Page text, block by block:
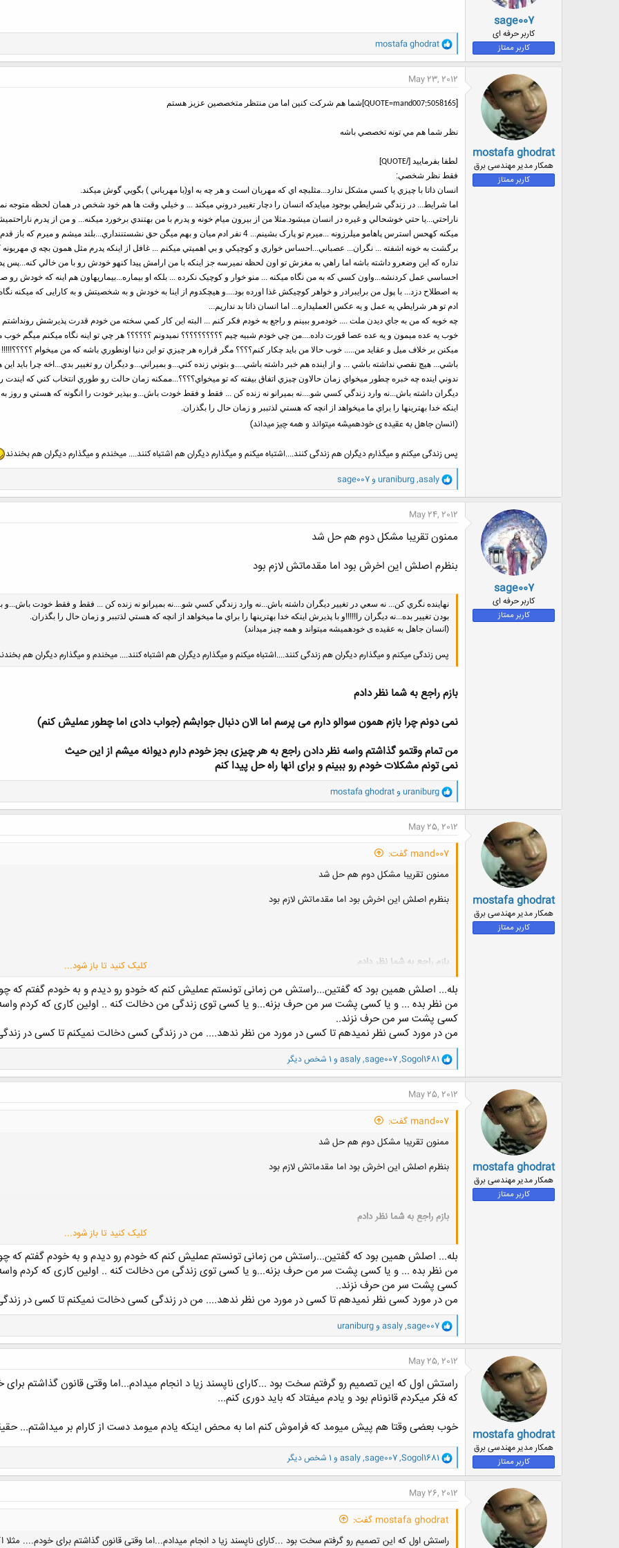
sage007
کاربر حرفه ای
کاربر ممتاز
و
ا
ک
ش
ه
ا
mostafa ghodrat
mostafa ghodrat
همکار مدیر مهندسی برق
کاربر ممتاز
May 23, 2012
[
QUOTE=mand007;5058165]شما هم شرکت کنين اما من منتظر متخصصين عزيز هستم
نظر شما هم مي تونه تخصصي باشه
لطفا بفرماييد [/QUOTE
]
فقط نظر شخصي:
انسان ذاتا با چيزي يا کسي مشکل ندارد...مثلبچه اي که مهربان است و هر چه به او(با مهرباني ) بگويي گوش ميکند.
اما شرايط... در زندگي شرايطي بوجود ميايدکه انسان را دچار تغيير دروني ميکند ... و خيلي وقت ها هم خود شخص در همان لحظه متوجه
ناراحتي...يا حتي خوشحالي و غيره در انسان ميشود.مثلا من از بيرون ميام خونه و پدرم با من بهتندي برخورد ميکنه... و من از پدرم
ميکنه کهحس استرس پاهامو ميلرزونه ...ميرم تو پارک بشينم... 4 نفر ادم ميان و بهم ميگن حق
برگشت به خونه اشفته ... نگران... عصباني...احساس خواري و کوچيکي و بي اهميتي ميکنم ... غافل از اينکه پدرم مثل همون بچه ي
نداره که اين وضعرو داشته باشه اما راهي به مغزش تو اون لحظه نميرسه جز اينکه با من ارامش پيدا کنهو خودش رو با من خالي کنه...پس
به اصطلاح دزد... با پول من برايبرادر و خواهر کوچيکش غذا اورده بود....و هیچکدوم از اینا به خودش و به شخصیتش و به کارایی که میکنه
ادم تو هر شرايطي يه عمل و يه عکس العمليداره... اما انسان ذاتا بد نداريم...
چه خوبه که من به جاي ديدن ملت .... خودمرو ببينم و راجع به خودم فکر کنم ... البته اين کار کمي سخته من خودم قدرت پذيرشش
خوب يه عده ميمون و يه عده عصا قورت داده....من چي خودم شبيه چيم ؟؟؟؟؟؟؟؟؟؟ نميدونم ؟؟؟؟؟؟ هر چي تو اينه نگاه ميکنم ميگم
ميکنن بر خلاف ميل و عقايد من..... خوب حالا من بايد چکار کنم؟؟؟؟ مگر قراره هر چيزي تو اين دنيا اونطوري باشه که من ميخوام
باشي... هيچ نقصي نداشته باشي ... و از اينده هم خبر داشته باشي....و بتوني زنده کني...و بميراني...و ديگران رو تغيير بدي...اخه چرا بايد
ندوني اينده چه خبره چطور ميخواي زمان حالاون چيزي اتفاق بيفته که تو ميخواي؟؟؟؟...ممکنه زمان حالت رو طوري انتخاب کني که
ديگران داشته باش...نه وارد زندگي کسي شو....نه بميرانو نه زنده کن ... فقط و فقط خودت باش...و بپذير خودت را انگونه که هستي و روز به
اينکه خدا بهترينها را براي ما ميخواهد از انچه که هستي لذتببر و زمان حال را بگذران.
(انسان جاهل به عقیده ی خودهمیشه میتواند و همه چیز میداند)
پس زندگی میکنم و میگذارم دیگران هم زندگی کنند....اشتباه میکنم و میگذارم دیگران هم اشتباه کنند.... میخندم و میگذارم دیگران هم بخندند
و
ا
ک
ش
ه
ا
asaly
,
uraniburg وsage007
sage007
کاربر حرفه ای
کاربر ممتاز
May 24, 2012
ممنون تقریبا مشکل دوم هم حل شد
بنظرم اصلش این اخرش بود اما مقدماتش لازم بود
نهاينده نگري کن... نه سعي در تغيير ديگران داشته باش...نه وارد زندگي کسي شو....نه بميرانو نه زنده کن ... فقط و فقط خودت باش...و
بودن تغيير بده...نه ديگران را!!!!!و با پذيرش اينکه خدا بهترينها را براي ما ميخواهد از انچه که هستي لذتببر و زمان حال را بگذران.
(انسان جاهل به عقیده ی خودهمیشه میتواند و همه چیز میداند)
پس زندگی میکنم و میگذارم دیگران هم زندگی کنند....اشتباه میکنم و میگذارم دیگران هم اشتباه کنند.... میخندم و میگذارم دیگران هم
بازم راجع به شما نظر دادم
نمی دونم چرا بازم همون سوالو دارم می پرسم اما الان دنبال جوابشم (جواب دادی اما چطور عملیش کنم)
من تمام وقتمو گذاشتم واسه نظر دادن راجع به هر چیزی بجز خودم دارم دیوانه میشم از این حیث
نمی تونم مشکلات خودم رو ببینم و برای انها راه حل پیدا کنم
و
ا
ک
ش
ا
uraniburg وmostafa ghodrat
mostafa ghodrat
همکار مدیر مهندسی برق
کاربر ممتاز
May 25, 2012
mand007 گفت:
ممنون تقریبا مشکل دوم هم حل شد
بنظرم اصلش این اخرش بود اما مقدماتش لازم بود
بازم راجع به شما نظر دادم
نمی دونم چرا بازم همون سوالو دارم می پرسم اما الان دنبال جوابشم (جواب دادی اما چطور عملیش کنم)
من تمام وقتمو گذاشتم واسه نظر دادن راجع به هر چیزی بجز خودم دارم دیوانه میشم از این حیث
نمی تونم مشکلات خودم رو ببینم و برای انها راه حل پیدا کنم
کلیک کنید تا باز شود...
بله... اصلش همین بود که گفتین...راستش من زمانی تونستم عملیش کنم که خودو رو دیدم و به خودم گفتم
من نظر بده ... و یا کسی پشت سر من حرف بزنه...و یا کسی توی زندگی من دخالت کنه .. اولین کاری که کردم
کسی پشت سر من حرف نزند..
من در مورد کسی نظر نمیدهم تا کسی در مورد من نظر ندهد.... من در زندگی کسی دخالت نمیکنم تا کسی در
و
ا
ک
ش
ا
Sogol1681
,
sage007
,
asaly و 1 شخص دیگر
mostafa ghodrat
همکار مدیر مهندسی برق
کاربر ممتاز
May 25, 2012
mand007 گفت:
ممنون تقریبا مشکل دوم هم حل شد
بنظرم اصلش این اخرش بود اما مقدماتش لازم بود
بازم راجع به شما نظر دادم
نمی دونم چرا بازم همون سوالو دارم می پرسم اما الان دنبال جوابشم (جواب دادی اما چطور عملیش کنم)
من تمام وقتمو گذاشتم واسه نظر دادن راجع به هر چیزی بجز خودم دارم دیوانه میشم از این حیث
نمی تونم مشکلات خودم رو ببینم و برای انها راه حل پیدا کنم
کلیک کنید تا باز شود...
بله... اصلش همین بود که گفتین...راستش من زمانی تونستم عملیش کنم که خودم رو دیدم و به خودم گفتم
من نظر بده ... و یا کسی پشت سر من حرف بزنه...و یا کسی توی زندگی من دخالت کنه .. اولین کاری که کردم
کسی پشت سر من حرف نزند..
من در مورد کسی نظر نمیدهم تا کسی در مورد من نظر ندهد.... من در زندگی کسی دخالت نمیکنم تا کسی در
و
ا
ک
ش
ه
ا
:
sage007
,
asaly وuraniburg
mostafa ghodrat
همکار مدیر مهندسی برق
کاربر ممتاز
May 25, 2012
راستش اول که این تصمیم رو گرفتم سخت بود ...کارای ناپسند زیا د انجام میدادم...اما وقتی قانون گذاشتم
که فکر میکردم قانونام بود و یادم میفتاد که باید دوری کنم...
خوب بعضی وقتا هم پیش میومد که فراموش کنم اما به محض اینکه یادم میومد دست از کارام بر میداشتم...
و
ا
ک
ش
ا
Sogol1681
,
sage007
,
asaly و 1 شخص دیگر
May 26, 2012
mostafa ghodrat گفت:
راستش اول که این تصمیم رو گرفتم سخت بود ...کارای ناپسند زیا د انجام میدادم...اما وقتی قانون گذاشتم برای خودم....